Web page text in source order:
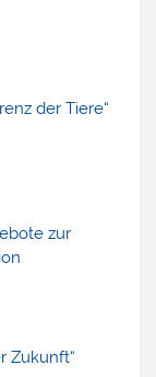
der Tiere“
zur
Zukunft“